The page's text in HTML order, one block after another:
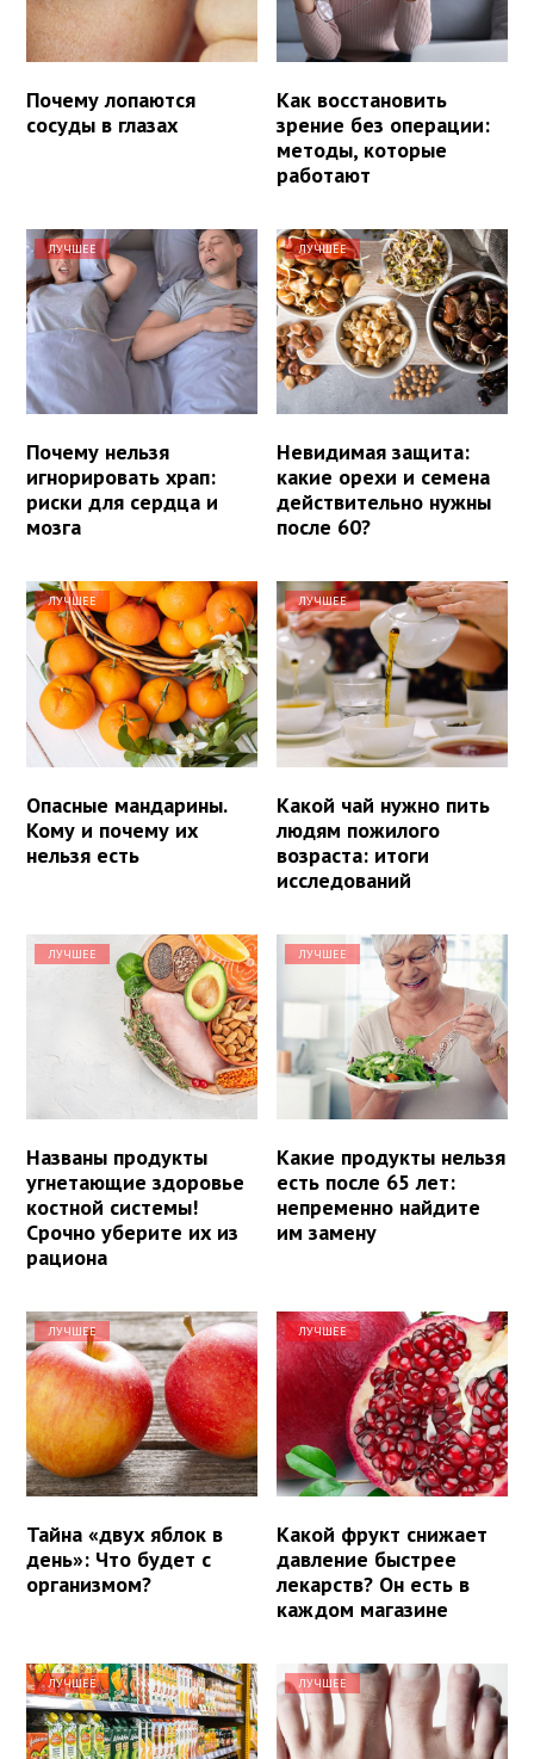
Почему лопаются
сосуды в глазах
Как восстановить
зрение без операции:
методы, которые
работают
ЛУЧШЕЕ
Почему нельзя
игнорировать храп:
риски для сердца и
мозга
ЛУЧШЕЕ
Невидимая защита:
какие орехи и семена
действительно нужны
после 60?
ЛУЧШЕЕ
Опасные мандарины.
Кому и почему их
нельзя есть
ЛУЧШЕЕ
Какой чай нужно пить
людям пожилого
возраста: итоги
исследований
ЛУЧШЕЕ
Названы продукты
угнетающие здоровье
костной системы!
Срочно уберите их из
рациона
ЛУЧШЕЕ
Какие продукты нельзя
есть после 65 лет:
непременно найдите
им замену
ЛУЧШЕЕ
Тайна «двух яблок в
день»: Что будет с
организмом?
ЛУЧШЕЕ
Какой фрукт снижает
давление быстрее
лекарств? Он есть в
каждом магазине
ЛУЧШЕЕ ЛУЧШЕЕ